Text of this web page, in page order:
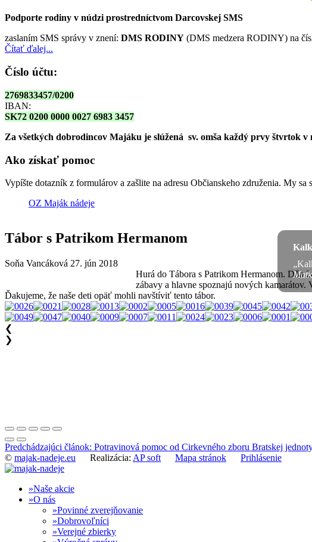
Podporte rodiny v núdzi prostredníctvom Darcovskej SMS
zaslaním SMS správy v znení: DMS RODINY (DMS medzera RODINY) na
Čítať ďalej...
Číslo účtu:
2769833457/0200
IBAN:
SK72 0200 0000 0027 6983 3457
Za všetkých dobrodincov Majáku je slúžená sv. omša každý prvy štvrtok v
Ako získať pomoc
Vypíšte dotazník z formulárov a zašlite na adresu Občianskeho združenia. My
OZ Maják nádeje
Tábor s Patrikom Hermanom
Soňa Vancáková 27. jún 2018
Hurá do Tábora s Patrikom Hermanom. Dňa
zábavy a hlavne spoznajú nových
Ďakujeme, že naše deti opäť mohli navštíviť tento tábor.
❮
❯
Predchádzajúci článok: Potravinová pomoc od Cirkevného zboru Bratskej
© majak-nadeje.eu Realizácia: AP soft Mapa stránok Prihlásenie
Naše akcie
O nás
Povinné zverejňovanie
Dobrovoľníci
Verejné zbierky